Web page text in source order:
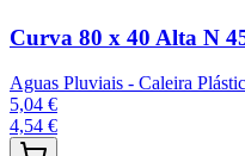
Curva 80 x 40 Alta N
Aguas Pluviais - Caleira
5,04 €
4,54 €